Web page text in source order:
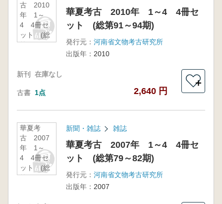
古 2010
年 1～
4 4冊セ
ット (総
第91～94
華夏考古 2010年 1～4 4冊セ
ット (総第91～94期)
発行元： 河南省文物考古研究所
出版年： 2010
新刊 在庫なし
古書 1点 2,640 円
＋
華夏考
古 2007
年 1～
4 4冊セ
ット (総
第79～82
新聞・雑誌 雑誌
華夏考古 2007年 1～4 4冊セ
ット (総第79～82期)
発行元： 河南省文物考古研究所
出版年： 2007